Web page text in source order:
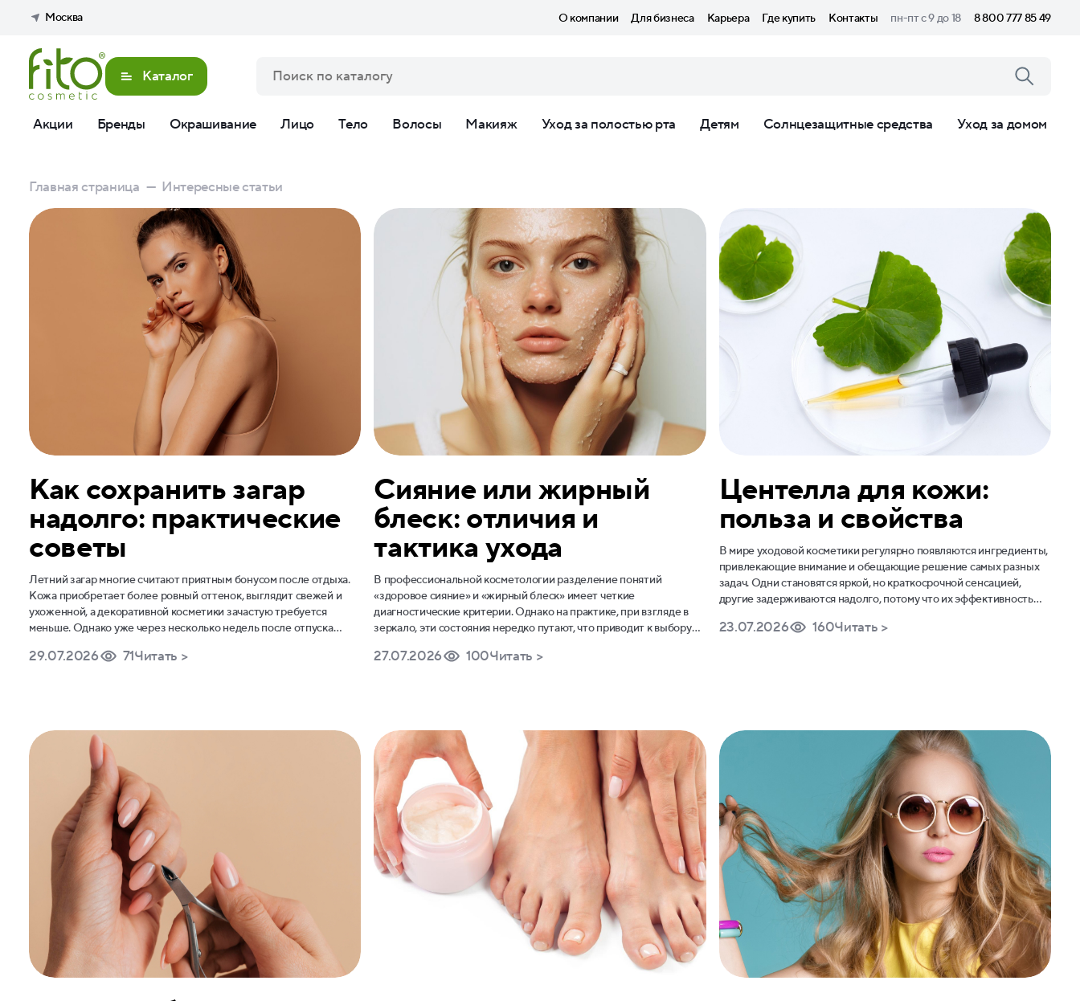
Москва О компании Для бизнеса Карьера Где купить Контакты пн-пт с 9 до 18 8 800 777 85 49
Каталог
Акции Бренды Окрашивание Лицо Тело Волосы Макияж Уход за полостью рта Детям Солнцезащитные средства Уход за домом
Главная страница — Интересные статьи
Как сохранить загар
надолго: практические
советы
Летний загар многие считают приятным бонусом после отдыха.
Кожа приобретает более ровный оттенок, выглядит свежей и
ухоженной, а декоративной косметики зачастую требуется
меньше. Однако уже через несколько недель после отпуска
загар сходит неравномерно, оставляя более светлые участки.
29.07.2026 71Читать >
Сияние или жирный
блеск: отличия и
тактика ухода
В профессиональной косметологии разделение понятий
«здоровое сияние» и «жирный блеск» имеет четкие
диагностические критерии. Однако на практике, при взгляде в
зеркало, эти состояния нередко путают, что приводит к выбору
естественное сияние – результат ровного рельефа и
влажного финиша в макияже и уходе иногда стирает эту грань.
Между тем различия существенны.
27.07.2026 100Читать >
Центелла для кожи:
польза и свойства
В мире уходовой косметики регулярно появляются ингредиенты,
привлекающие внимание и обещающие решение самых разных
задач. Одни становятся яркой, но краткосрочной сенсацией,
другие задерживаются надолго, потому что их эффективность
опытом использования. Центелла азиатская относится ко второй
23.07.2026 160Читать >